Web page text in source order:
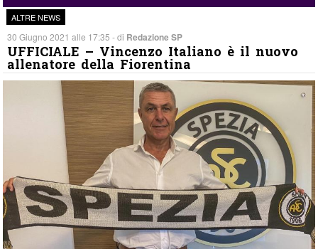
ALTRE NEWS
30 Giugno 2021 alle 17:35 - di Redazione SP
UFFICIALE – Vincenzo Italiano è il nuovo
allenatore della Fiorentina